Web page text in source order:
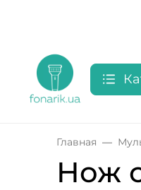
Главная
Нож